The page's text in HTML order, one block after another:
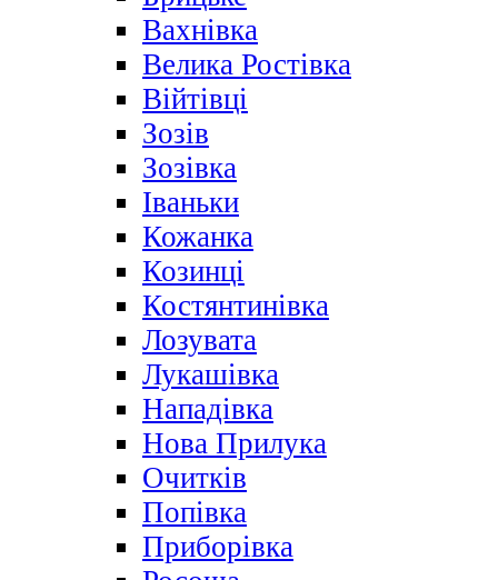
Вахнівка
Велика Ростівка
Війтівці
Зозів
Зозівка
Іваньки
Кожанка
Козинці
Костянтинівка
Лозувата
Лукашівка
Нападівка
Нова Прилука
Очитків
Попівка
Приборівка